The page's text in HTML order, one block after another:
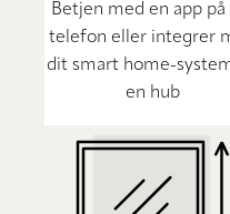
Betjen med en app på
telefon eller integrer
dit smart home-
en hub